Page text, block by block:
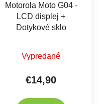
produktu je 5,0 z 5
Motorola Moto G04 -
LCD displej +
Dotykové sklo
Vypredané
€14,90